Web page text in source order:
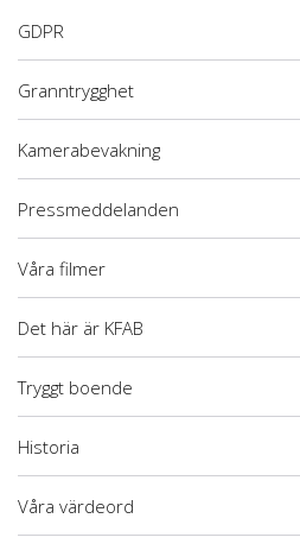
GDPR
Granntrygghet
Kamerabevakning
Pressmeddelanden
Våra filmer
Det här är KFAB
Tryggt boende
Historia
Våra värdeord